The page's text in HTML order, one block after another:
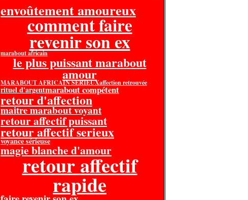
envoûtement amoureux
comment faire
revenir son ex
marabout africain
le plus puissant marabout
amour
MARABOUT AFRICAIN SERIEUXaffection retrouvée
rituel d'argentmarabout compétent
retour d'affection
maitre marabout voyant
retour affectif puissant
retour affectif serieux
voyance sérieuse
magie blanche d'amour
retour affectif
rapide